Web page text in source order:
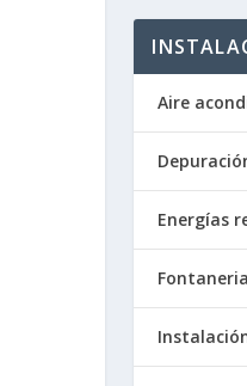
Aire
Energías